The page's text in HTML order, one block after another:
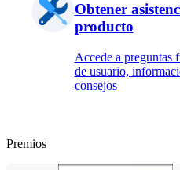
Obtener
producto
Accede a preguntas
de usuario,
consejos
Premios